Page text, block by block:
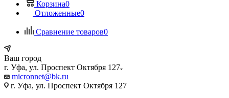
Корзина0
Отложенные0
Сравнение товаров0
Ваш город
г. Уфа, ул. Проспект Октября 127
micronnet@bk.ru
г. Уфа, ул. Проспект Октября 127